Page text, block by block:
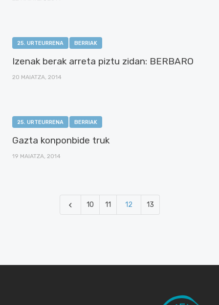
25. URTEURRENA BERRIAK
Izenak berak arreta piztu zidan: BERBARO
20 MAIATZA, 2014
25. URTEURRENA BERRIAK
Gazta konponbide truk
19 MAIATZA, 2014
10 11 12 13